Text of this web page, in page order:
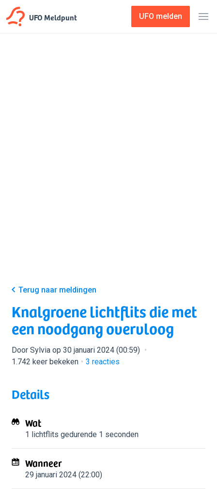
UFO Meldpunt UFO melden
Terug naar meldingen
Knalgroene lichtflits die met
een noodgang overvloog
Door Sylvia op 30 januari 2024 (00:59)
1.742 keer bekeken
3 reacties
Details
Wat
1 lichtflits gedurende 1 seconden
Wanneer
29 januari 2024 (22:00)